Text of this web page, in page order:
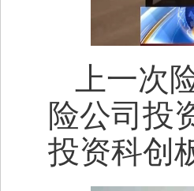
上一次
险公司投
投资科创